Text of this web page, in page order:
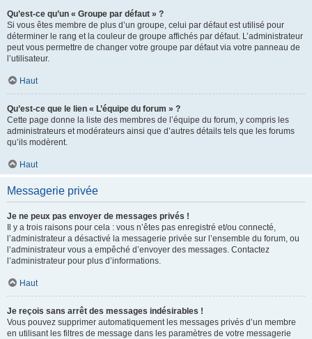
Qu’est-ce qu’un « Groupe par défaut » ?
Si vous êtes membre de plus d’un groupe, celui par défaut est utilisé pour
déterminer le rang et la couleur de groupe affichés par défaut. L’administrateur
peut vous permettre de changer votre groupe par défaut via votre panneau de
l’utilisateur.
Haut
Qu’est-ce que le lien « L’équipe du forum » ?
Cette page donne la liste des membres de l’équipe du forum, y compris les
administrateurs et modérateurs ainsi que d’autres détails tels que les forums
qu’ils modèrent.
Haut
Messagerie privée
Je ne peux pas envoyer de messages privés !
Il y a trois raisons pour cela : vous n’êtes pas enregistré et/ou connecté,
l’administrateur a désactivé la messagerie privée sur l’ensemble du forum, ou
l’administrateur vous a empêché d’envoyer des messages. Contactez
l’administrateur pour plus d’informations.
Haut
Je reçois sans arrêt des messages indésirables !
Vous pouvez supprimer automatiquement les messages privés d’un membre
en utilisant les filtres de message dans les paramètres de votre messagerie